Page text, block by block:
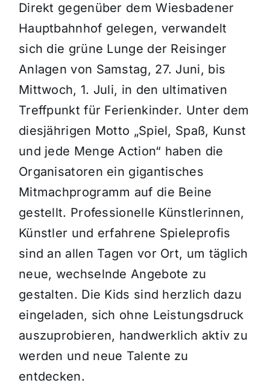
Direkt gegenüber dem Wiesbadener
Hauptbahnhof gelegen, verwandelt
sich die grüne Lunge der Reisinger
Anlagen von Samstag, 27. Juni, bis
Mittwoch, 1. Juli, in den ultimativen
Treffpunkt für Ferienkinder. Unter dem
diesjährigen Motto „Spiel, Spaß, Kunst
und jede Menge Action“ haben die
Organisatoren ein gigantisches
Mitmachprogramm auf die Beine
gestellt. Professionelle Künstlerinnen,
Künstler und erfahrene Spieleprofis
sind an allen Tagen vor Ort, um täglich
neue, wechselnde Angebote zu
gestalten. Die Kids sind herzlich dazu
eingeladen, sich ohne Leistungsdruck
auszuprobieren, handwerklich aktiv zu
werden und neue Talente zu
entdecken.